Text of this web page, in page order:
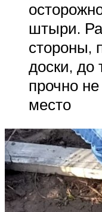
штыри.
стороны,
доски, до
прочно
место